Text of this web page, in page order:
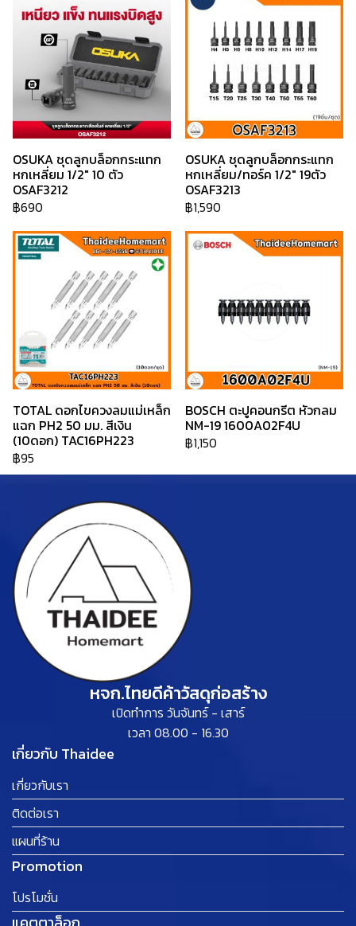
OSUKA ชุดลูกบล็อกกระแทก
หกเหลี่ยม 1/2" 10 ตัว
OSAF3212
฿690
OSUKA ชุดลูกบล็อกกระแทก
หกเหลี่ยม/ทอร์ค 1/2" 19ตัว
OSAF3213
฿1,590
TOTAL ดอกไขควงลมแม่เหล็ก
แฉก PH2 50 มม. สีเงิน
(10ดอก) TAC16PH223
฿95
BOSCH ตะปูคอนกรีต หัวกลม
NM-19 1600A02F4U
฿1,150
หจก.ไทยดีค้าวัสดุก่อสร้าง
เปิดทำการ วันจันทร์ - เสาร์
เวลา 08.00 - 16.30
เกี่ยวกับ Thaidee
เกี่ยวกับเรา
ติดต่อเรา
แผนที่ร้าน
Promotion
โปรโมชั่น